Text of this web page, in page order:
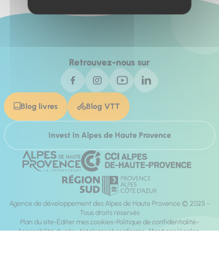
Retrouvez-nous sur
Blog livres Blog VTT
Invest In Alpes de Haute Provence
Agence de développement des Alpes de Haute Provence © 2025 -
Tous droits réservés
Plan du site Éditer mes cookies Politique de confidentialité
Accessibilité du site : totalement conforme Mentions légales